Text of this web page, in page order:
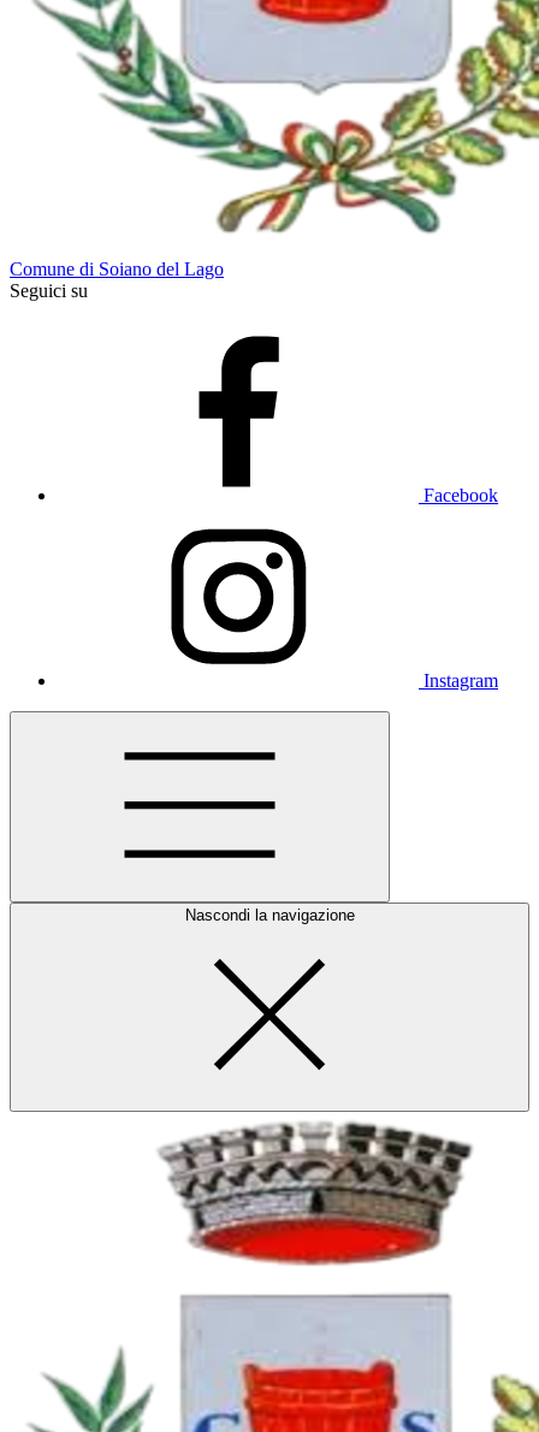
Comune di Soiano del Lago
Seguici su
Facebook
Instagram
Nascondi la navigazione